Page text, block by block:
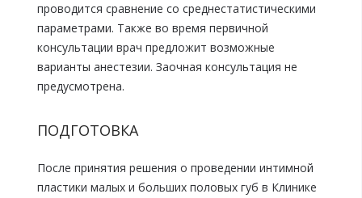
проводится сравнение со среднестатистическими
параметрами. Также во время первичной
консультации врач предложит возможные
варианты анестезии. Заочная консультация не
предусмотрена.
ПОДГОТОВКА
После принятия решения о проведении интимной
пластики малых и больших половых губ в Клинике